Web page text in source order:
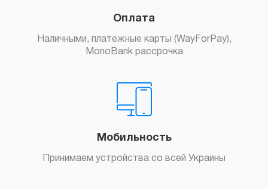
Оплата
Наличными, платежные карты (WayForPay),
MonoBank рассрочка
Мобильность
Принимаем устройства со всей Украины